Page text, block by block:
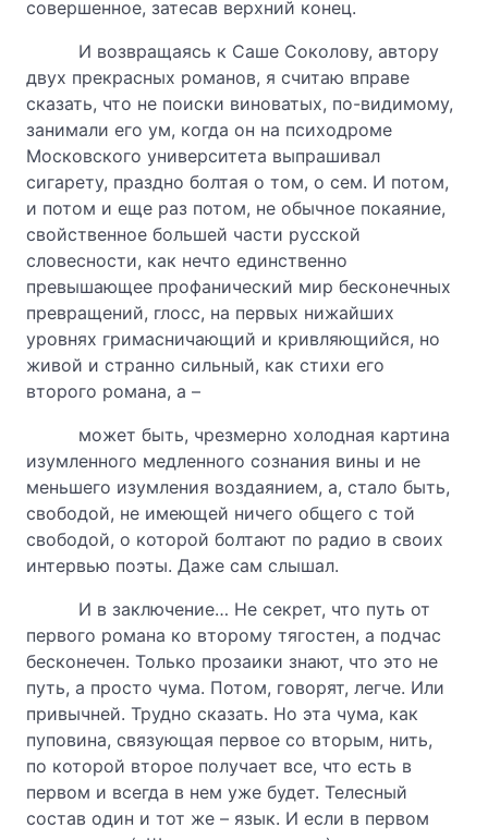
совершенное, затесав верхний конец.
И возвращаясь к Саше Соколову, автору
двух прекрасных романов, я считаю вправе
сказать, что не поиски виноватых, по-видимому,
занимали его ум, когда он на психодроме
Московского университета выпрашивал
сигарету, праздно болтая о том, о сем. И потом,
и потом и еще раз потом, не обычное покаяние,
свойственное большей части русской
словесности, как нечто единственно
превышающее профанический мир бесконечных
превращений, глосс, на первых нижайших
уровнях гримасничающий и кривляющийся, но
живой и странно сильный, как стихи его
второго романа, а –
может быть, чрезмерно холодная картина
изумленного медленного сознания вины и не
меньшего изумления воздаянием, а, стало быть,
свободой, не имеющей ничего общего с той
свободой, о которой болтают по радио в своих
интервью поэты. Даже сам слышал.
И в заключение… Не секрет, что путь от
первого романа ко второму тягостен, а подчас
бесконечен. Только прозаики знают, что это не
путь, а просто чума. Потом, говорят, легче. Или
привычней. Трудно сказать. Но эта чума, как
пуповина, связующая первое со вторым, нить,
по которой второе получает все, что есть в
первом и всегда в нем уже будет. Телесный
состав один и тот же – язык. И если в первом